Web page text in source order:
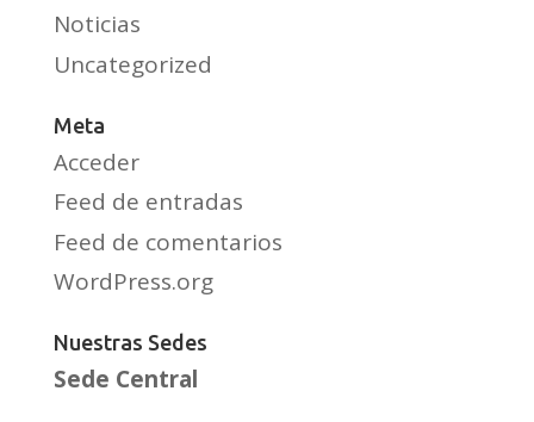
Noticias
Uncategorized
Meta
Acceder
Feed de entradas
Feed de comentarios
WordPress.org
Nuestras Sedes
Sede Central